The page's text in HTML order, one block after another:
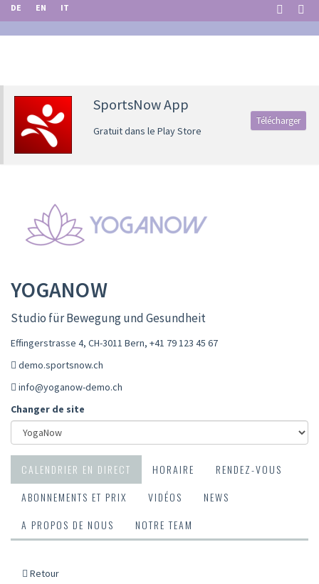
DE EN IT
SportsNow App
Gratuit dans le Play Store
Télécharger
YOGANOW
Studio für Bewegung und Gesundheit
Effingerstrasse 4, CH-3011 Bern, +41 79 123 45 67
demo.sportsnow.ch
info@yoganow-demo.ch
Changer de site
CALENDRIER EN DIRECT HORAIRE
RENDEZ-VOUS
ABONNEMENTS ET PRIX
VIDÉOS
NEWS
A PROPOS DE NOUS
NOTRE TEAM
Retour